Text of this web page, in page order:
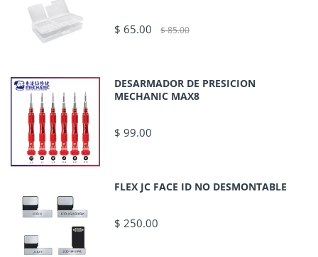
$ 65.00 $ 85.00
DESARMADOR DE PRESICION
MECHANIC MAX8
$ 99.00
FLEX JC FACE ID NO DESMONTABLE
$ 250.00